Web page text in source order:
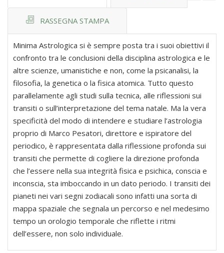
RASSEGNA STAMPA
Minima Astrologica si è sempre posta tra i suoi obiettivi il
confronto tra le conclusioni della disciplina astrologica e le
altre scienze, umanistiche e non, come la psicanalisi, la
filosofia, la genetica o la fisica atomica. Tutto questo
parallelamente agli studi sulla tecnica, alle riflessioni sui
transiti o sull’interpretazione del tema natale. Ma la vera
specificità del modo di intendere e studiare l’astrologia
proprio di Marco Pesatori, direttore e ispiratore del
periodico, è rappresentata dalla riflessione profonda sui
transiti che permette di cogliere la direzione profonda
che l’essere nella sua integrità fisica e psichica, conscia e
inconscia, sta imboccando in un dato periodo. I transiti dei
pianeti nei vari segni zodiacali sono infatti una sorta di
mappa spaziale che segnala un percorso e nel medesimo
tempo un orologio temporale che riflette i ritmi
dell’essere, non solo individuale.